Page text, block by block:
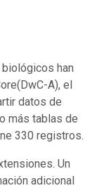
han
A), el
datos de
más tablas de
330 registros.
Un
adicional